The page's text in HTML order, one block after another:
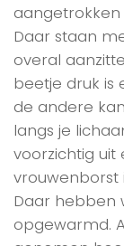
Daar staan
overal
beetje druk is
de andere
langs je
voorzichtig
vrouwenborst
Daar hebben
opgewarmd.